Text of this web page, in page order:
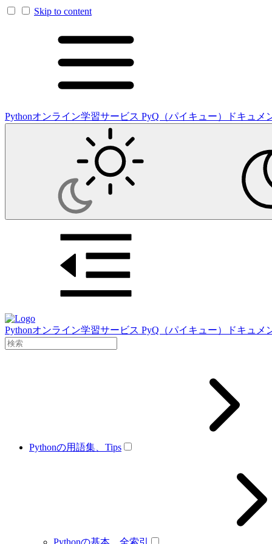
Skip to content
Pythonオンライン学習サービス PyQ（パイキュー）ドキュメ
Pythonオンライン学習サービス PyQ（パイキュー）ドキュメ
Pythonの用語集、Tips
Pythonの基本、全索引